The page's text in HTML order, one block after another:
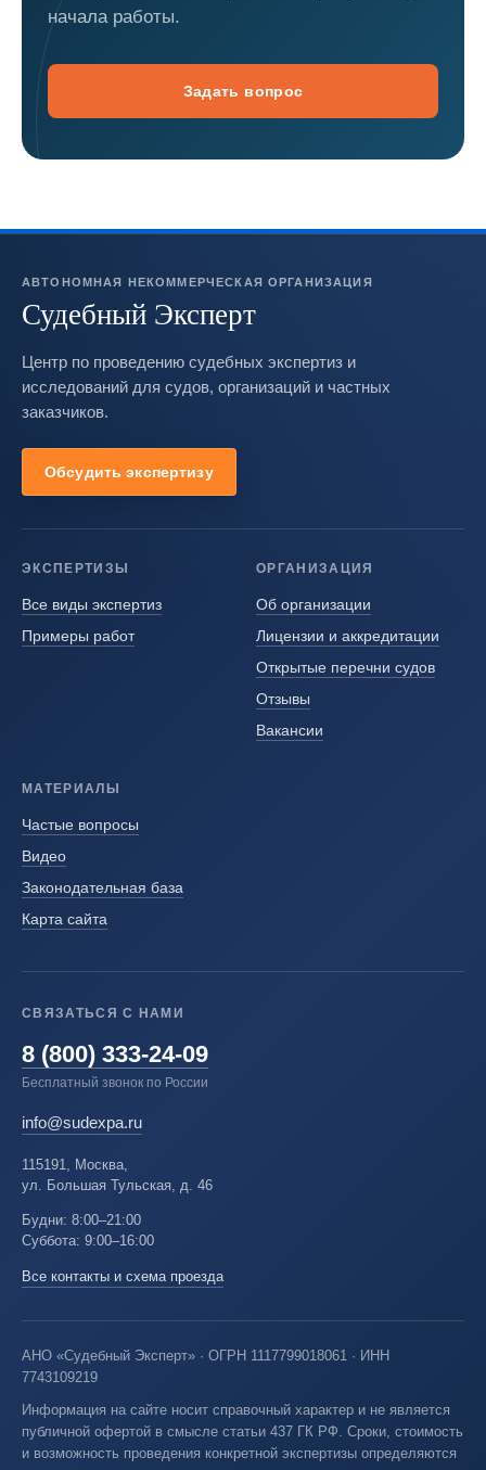
начала работы.
Задать вопрос
АВТОНОМНАЯ НЕКОММЕРЧЕСКАЯ ОРГАНИЗАЦИЯ
Судебный Эксперт
Центр по проведению судебных экспертиз и
исследований для судов, организаций и частных
заказчиков.
Обсудить экспертизу
ЭКСПЕРТИЗЫ
Все виды экспертиз
Примеры работ
ОРГАНИЗАЦИЯ
Об организации
Лицензии и аккредитации
Открытые перечни судов
Отзывы
Вакансии
МАТЕРИАЛЫ
Частые вопросы
Видео
Законодательная база
Карта сайта
СВЯЗАТЬСЯ С НАМИ
8 (800) 333-24-09
Бесплатный звонок по России
info@sudexpa.ru
115191, Москва,
ул. Большая Тульская, д. 46
Будни: 8:00–21:00
Суббота: 9:00–16:00
Все контакты и схема проезда
АНО «Судебный Эксперт» · ОГРН 1117799018061 · ИНН
7743109219
Информация на сайте носит справочный характер и не является
публичной офертой в смысле статьи 437 ГК РФ. Сроки, стоимость
и возможность проведения конкретной экспертизы определяются